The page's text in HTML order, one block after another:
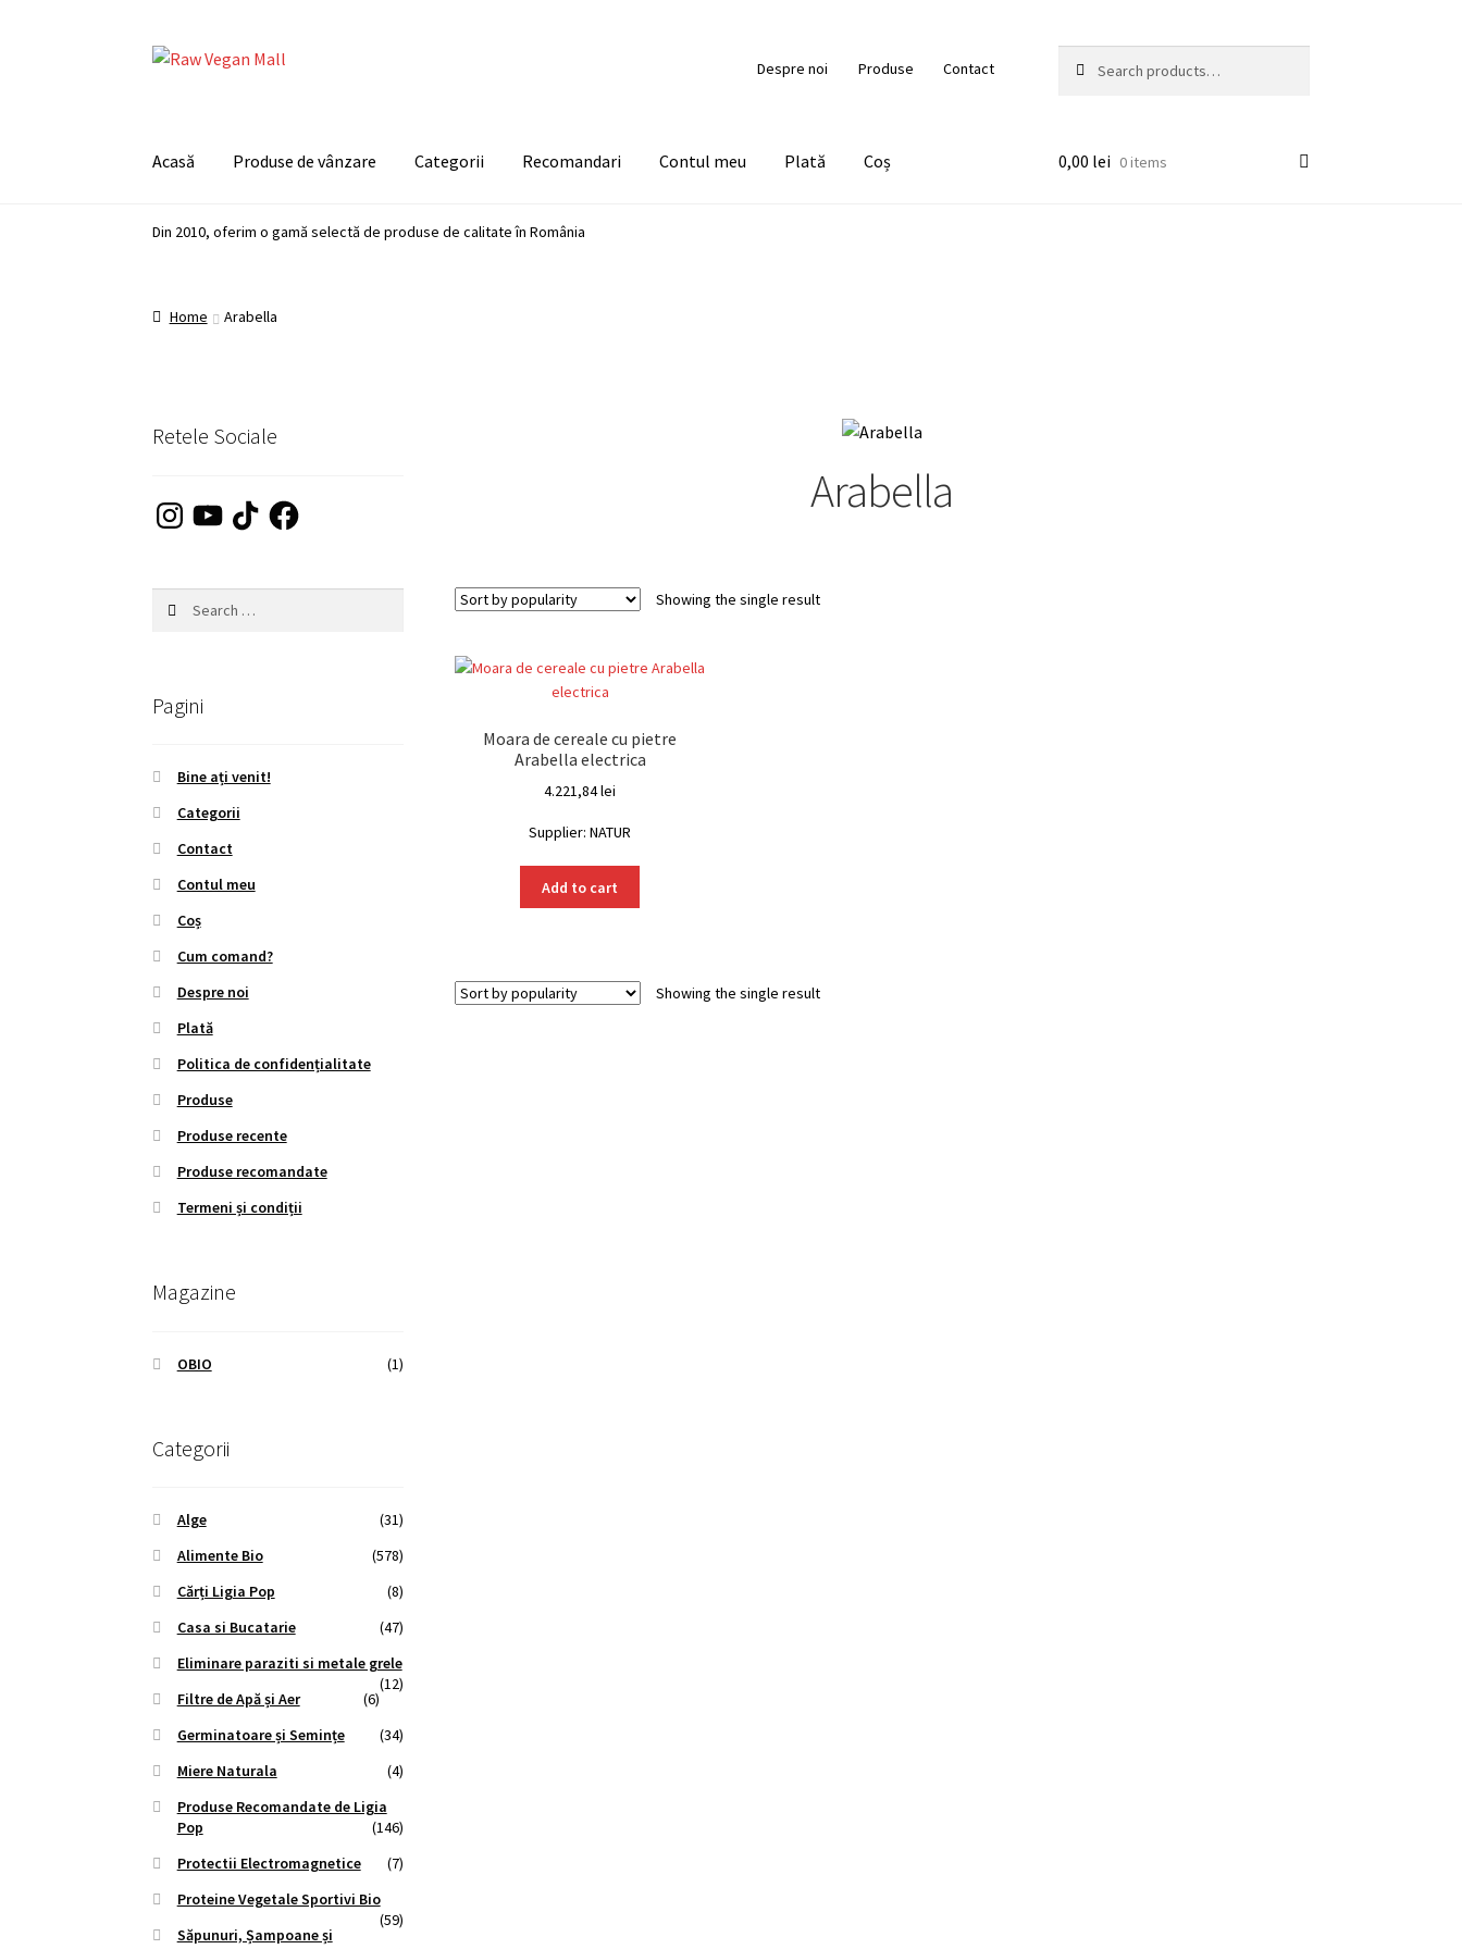
Skip
Skip
Despre noi Produse Contact
for:
Acasă Produse de vânzare Categorii Recomandari Contul meu Plată Coș 0,00 lei 0 items
Din 2010, oferim o gamă selectă de produse de calitate în România
Home Arabella
Arabella
Showing the single result
Moara de cereale cu pietre
Arabella electrica
4.221,84lei
Supplier: NATUR
Add to cart
Showing the single result
Retele Sociale
InstagramYouTubeTikTokFacebook
Pagini
Bine ați venit!
Categorii
Contact
Contul meu
Coș
Cum comand?
Despre noi
Plată
Politica de confidențialitate
Produse
Produse recente
Produse recomandate
Termeni și condiții
Magazine
OBIO (1)
Categorii
Alge
(31)
Alimente Bio
(578)
Cărți Ligia Pop
(8)
Casa si Bucatarie
(47)
Eliminare paraziti si metale grele
(12)
Filtre de Apă și Aer
(6)
Germinatoare și Semințe
(34)
Miere Naturala
(4)
Produse Recomandate de Ligia
Pop
(146)
Protectii Electromagnetice
(7)
Proteine Vegetale Sportivi Bio
(59)
Săpunuri, Șampoane și